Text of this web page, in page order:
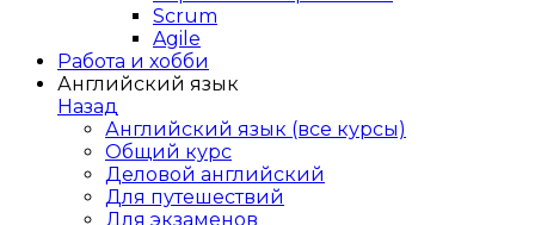
Scrum
Agile
Работа и хобби
Английский язык
Назад
Английский язык (все курсы)
Общий курс
Деловой английский
Для путешествий
Для экзаменов